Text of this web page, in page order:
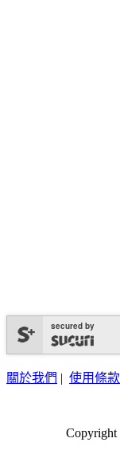
secured by
關於我們 | 使用條款
Copyright